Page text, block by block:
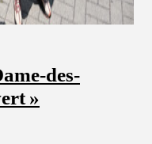
des-
»